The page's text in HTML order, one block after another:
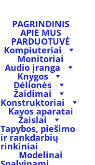
PAGRINDINIS
APIE MUS
PARDUOTUVĖ
Kompiuteriai
Monitoriai
Audio įranga
Knygos
Dėlionės
Žaidimai
Konstruktoriai
Kavos aparatai
Žaislai
Tapybos, piešimo
ir rankdarbių
rinkiniai
Modelinai